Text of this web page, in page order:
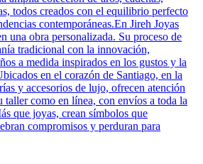
todos creados con el equilibrio perfecto
contemporáneas.En Jireh Joyas
una obra personalizada. Su proceso de
tradicional con la innovación,
a medida inspirados en los gustos y la
en el corazón de Santiago, en la
y accesorios de lujo, ofrecen atención
taller como en línea, con envíos a toda la
que joyas, crean símbolos que
compromisos y perduran para